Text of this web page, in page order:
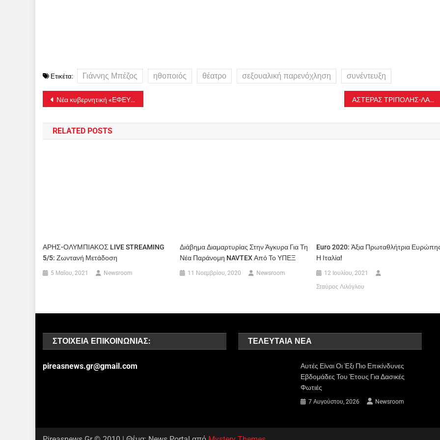
Ετικέτα: Γιάννης Μπέζος ηθοποιός θέατρο σεξουαλική παρενόχληση συνέντευξη
Πλοήγηση
άρθρων
Νέα κυβερνητική «ΕΦΕΥΡΕΣΗ» η… προ-προσωρινή σύνταξη! Ποιοι θα την λάβουν ΑΣΤΕΡΑΣ ΤΡΙΠΟΛΗΣ-ΛΑΜΙΑ LIVE STREAMING 13/2: Δείτε εδώ τον αγώνα
RELATED POSTS
ΑΡΗΣ-ΟΛΥΜΠΙΑΚΟΣ LIVE STREAMING
5/5: Ζωντανή Μετάδοση
5 Μαΐου, 2021 Newsroom
Διάβημα Διαμαρτυρίας Στην Άγκυρα Για Τη
Νέα Παράνομη NAVTEX Από Το ΥΠΕΞ
11 Νοεμβρίου, 2020 Newsroom
Euro 2020: Άξια Πρωταθλήτρια
Η Ιταλία!
12 Ιουλίου, 2021
Σταύρος Λιλόγλου
ΣΤΟΙΧΕΊΑ ΕΠΙΚΟΙΝΩΝΊΑΣ:
pireasnews.gr@gmail.com
ΤΕΛΕΥΤΑΊΑ ΝΈΑ
Αυτές Είναι Οι Έξι Πιο Επικίνδυνες
Εβδομάδες Του Έτους Για Δασικές
Φωτιές
7 Αυγούστου, 2026 Newsroom